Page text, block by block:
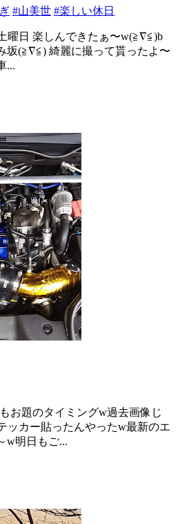
#山美世 #楽しい休日
曜日 楽しんできたぁ〜w(≧∇≦)b
坂(≧∇≦) 綺麗に撮って貰ったよ〜
...
お題のタイミングw過去画像じ
ッカー貼ったんやったw最新のエ
w明日もご...